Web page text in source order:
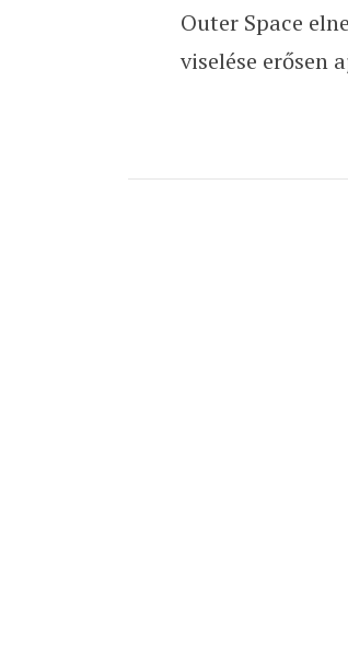
Outer Space
viselése erősen